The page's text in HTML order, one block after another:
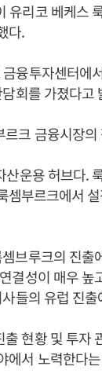
유리코 베케스
다.
융투자센터에
회를 가졌다고
크 금융시장
운용 허브다.
부르크에서
브루크의 진
결성이 매우
들의 유럽 진
현황 및 투자
에서 노력한다